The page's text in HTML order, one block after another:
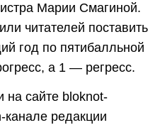
Марии Смагиной.
читателей поставить
год по пятибалльной
а 1 — регресс.
на сайте bloknot-
канале редакции